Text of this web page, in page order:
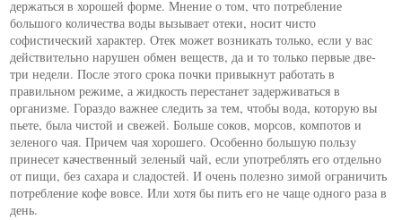
держаться в хорошей форме. Мнение о том, что потребление
большого количества воды вызывает отеки, носит чисто
софистический характер. Отек может возникать только, если у вас
действительно нарушен обмен веществ, да и то только первые две-
три недели. После этого срока почки привыкнут работать в
правильном режиме, а жидкость перестанет задерживаться в
организме. Гораздо важнее следить за тем, чтобы вода, которую вы
пьете, была чистой и свежей. Больше соков, морсов, компотов и
зеленого чая. Причем чая хорошего. Особенно большую пользу
принесет качественный зеленый чай, если употреблять его отдельно
от пищи, без сахара и сладостей. И очень полезно зимой ограничить
потребление кофе вовсе. Или хотя бы пить его не чаще одного раза в
день.